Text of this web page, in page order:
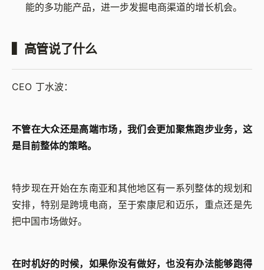
能的多功能产品，进一步发掘电商渠道的增长机会。
▍高管说了什么
CEO 丁水波：
不管在大众还是高端市场，我们会更加聚焦跑步业务，这
是目前整体的策略。
特步现在开始在东南亚和其他地区有一系列整体的规划和
安排，特别是跨境电商，至于索康尼和迈乐，重点还是先
把中国市场做好。
在时机好的时候，如果你没有做好，也没有办法能够跑得